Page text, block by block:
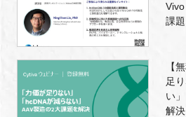
課
【
足
い
解